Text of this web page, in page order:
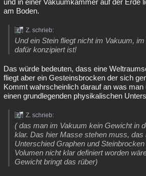
und in einer Vakuumkammer auf der Erde
am Boden.
Z. schrieb:
Und ein Stein fliegt nicht im Vakuum,
dafür konzipiert ist!
Das würde bedeuten, dass eine
fliegt aber ein Gesteinsbrocken der sich
Kommt wahrscheinlich darauf an was man
einen grundlegenden physikalischen
Z. schrieb:
( das man im Vakuum kein Gewicht in
klar. Das hier Masse stehen muss, das
Unterschied Graphen und
Volumen nicht klar definiert worden
Gewicht bringt das rüber)